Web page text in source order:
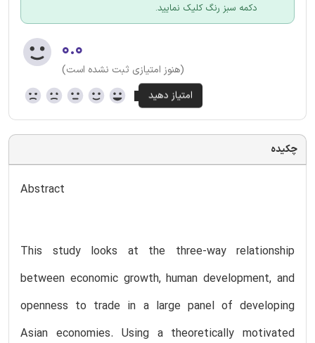
دکمه سبز رنگ کلیک نمایید.
۰.۰
(هنوز امتیازی ثبت نشده است)
چکیده
Abstract
This study looks at the three-way relationship
between economic growth, human development, and
openness to trade in a large panel of developing
Asian economies. Using a theoretically motivated